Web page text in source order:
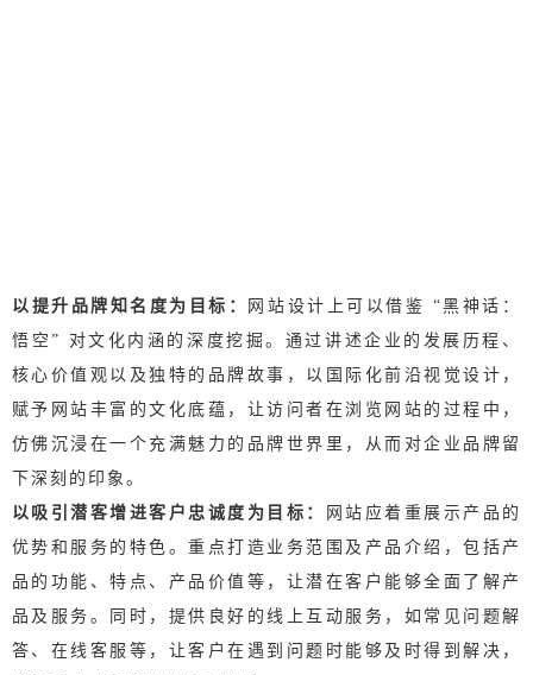
以提升品牌知名度为目标：
网站设计上可以借鉴 “黑神话：
悟空” 对文化内涵的深度挖掘。通过讲述企业的发展历程、
核心价值观以及独特的品牌故事，以国际化前沿视觉设计，
赋予网站丰富的文化底蕴，让访问者在浏览网站的过程中，
仿佛沉浸在一个充满魅力的品牌世界里，从而对企业品牌留
下深刻的印象。
以吸引潜客增进客户忠诚度为目标：
网站应着重展示产品的
优势和服务的特色。重点打造业务范围及产品介绍，包括产
品的功能、特点、产品价值等，让潜在客户能够全面了解产
品及服务。
同时，提供良好的线上互动服务，如常见问题解
答、在线客服等，让客户在遇到问题时能够及时得到解决，